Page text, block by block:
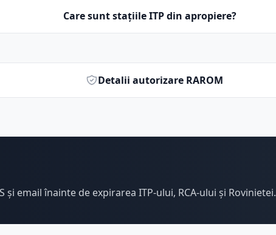
Care sunt stațiile ITP din apropiere?
Detalii autorizare RAROM
email înainte de expirarea ITP-ului, RCA-ului și Rovinietei.